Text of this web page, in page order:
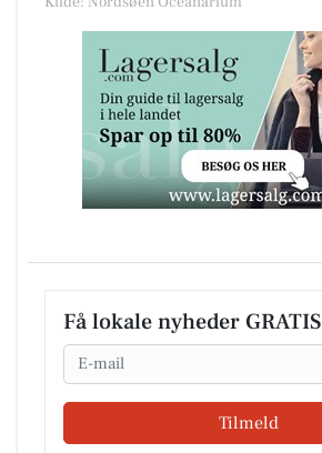
Få lokale nyheder GRATIS
Email
Tilmeld